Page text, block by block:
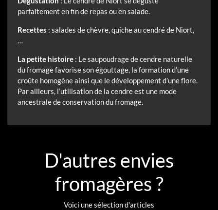
parfaitement en fin de repas ou en salade.
Recettes : salades de chèvre, quiche au cendré de Niort,
…
La petite histoire : Le saupoudrage de cendre naturelle
du fromage favorise son égouttage, la formation d’une
croûte homogène ainsi que le développement d’une flore.
Par ailleurs, l’utilisation de la cendre est une mode
ancestrale de conservation du fromage.
D'autres envies
fromagères ?
Voici une sélection d'articles